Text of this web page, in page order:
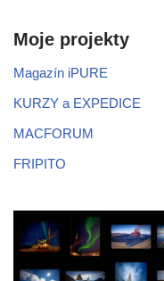
Moje projekty
Magazín iPURE
KURZY a EXPEDICE
MACFORUM
FRIPITO